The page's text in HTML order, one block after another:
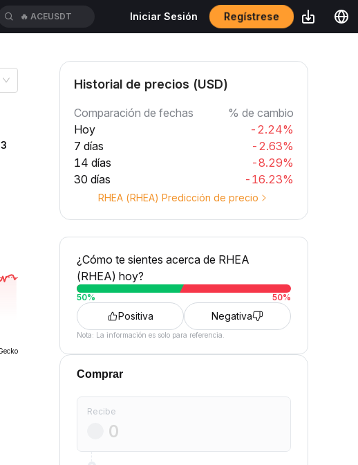
🔥 ACEUSDT Iniciar Sesión Regístrese
Historial de precios (USD)
Comparación de fechas
% de cambio
Hoy
-2.24%
7 días
-2.63%
14 días
-8.29%
30 días
-16.23%
RHEA (RHEA) Predicción de precio
¿Cómo te sientes acerca de RHEA
(RHEA) hoy?
50% 50%
Positiva Negativa
Nota: La información es solo para referencia.
Comprar
Recibe